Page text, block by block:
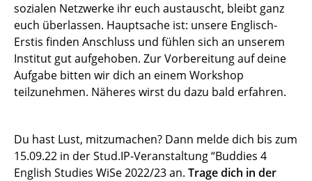
sozialen Netzwerke ihr euch austauscht, bleibt ganz
euch überlassen. Hauptsache ist: unsere Englisch-
Erstis finden Anschluss und fühlen sich an unserem
Institut gut aufgehoben. Zur Vorbereitung auf deine
Aufgabe bitten wir dich an einem Workshop
teilzunehmen. Näheres wirst du dazu bald erfahren.
Du hast Lust, mitzumachen? Dann melde dich bis zum
15.09.22 in der Stud.IP-Veranstaltung “Buddies 4
English Studies WiSe 2022/23 an. Trage dich in der